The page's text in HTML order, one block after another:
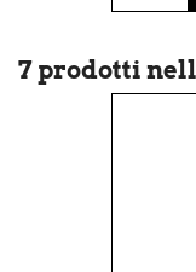
7 prodotti